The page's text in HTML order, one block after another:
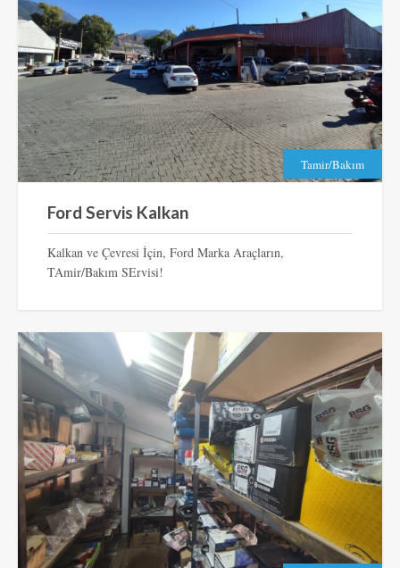
Tamir/Bakım
Ford Servis Kalkan
Kalkan ve Çevresi İçin, Ford Marka Araçların,
TAmir/Bakım SErvisi!